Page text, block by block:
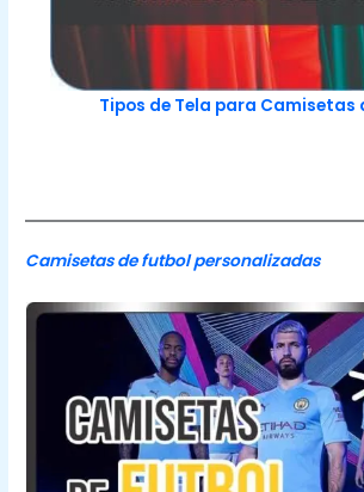
Tipos de Tela para Camisetas
Camisetas de futbol personalizadas